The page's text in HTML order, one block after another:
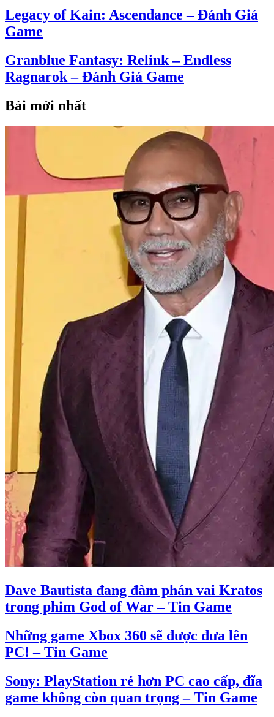
Legacy of Kain: Ascendance – Đánh Giá
Game
Granblue Fantasy: Relink – Endless
Ragnarok – Đánh Giá Game
Bài mới nhất
Dave Bautista đang đàm phán vai Kratos
trong phim God of War – Tin Game
Những game Xbox 360 sẽ được đưa lên
PC! – Tin Game
Sony: PlayStation rẻ hơn PC cao cấp, đĩa
game không còn quan trọng – Tin Game